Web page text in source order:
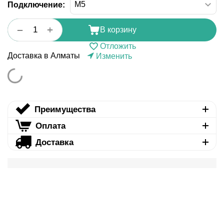
Подключение:
+
−
В корзину
Отложить
Доставка в Алматы
Изменить
Преимущества
Оплата
Доставка